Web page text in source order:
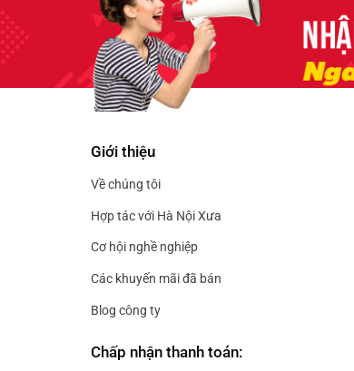
Giới thiệu
Về chúng tôi
Hợp tác với Hà Nội Xưa
Cơ hội nghề nghiệp
Các khuyến mãi đã bán
Blog công ty
Chấp nhận thanh toán: